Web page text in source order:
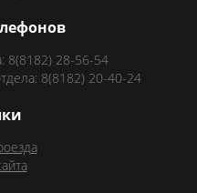
8(8182) 28-56-54
8(8182) 20-40-24